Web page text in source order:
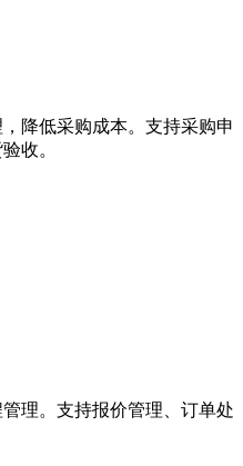
降低采购成本。支持采购申
收。
理。支持报价管理、订单处